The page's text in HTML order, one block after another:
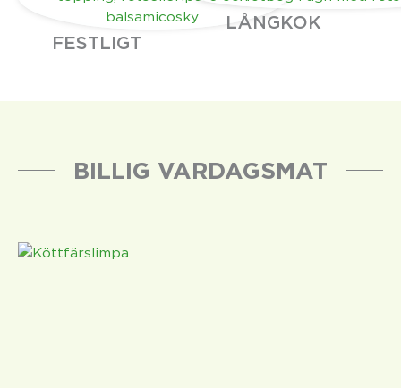
FESTLIGT
LÅNGKOK
BILLIG VARDAGSMAT